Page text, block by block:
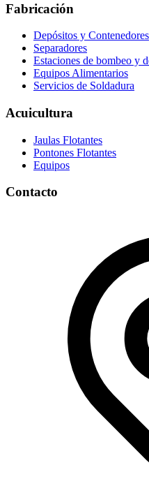
Fabricación
Depósitos y Contenedores
Separadores
Estaciones de bombeo y
Equipos Alimentarios
Servicios de Soldadura
Acuicultura
Jaulas Flotantes
Pontones Flotantes
Equipos
Contacto